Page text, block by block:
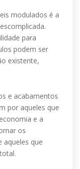
modulados é a
para
podem ser
existente,
e acabamentos
por aqueles que
e a
os
aqueles que